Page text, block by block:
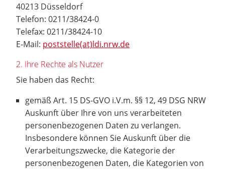
40213 Düsseldorf
Telefon: 0211/38424-0
Telefax: 0211/38424-10
E-Mail: poststelle(at)ldi.nrw.de
2. Ihre Rechte als Nutzer
Sie haben das Recht:
gemäß Art. 15 DS-GVO i.V.m. §§ 12, 49 DSG NRW
Auskunft über Ihre von uns verarbeiteten
personenbezogenen Daten zu verlangen.
Insbesondere können Sie Auskunft über die
Verarbeitungszwecke, die Kategorie der
personenbezogenen Daten, die Kategorien von